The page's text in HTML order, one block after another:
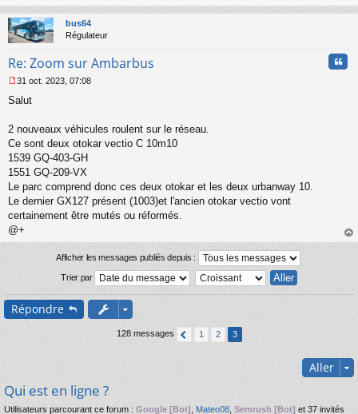
au
bus64
Régulateur
Re: Zoom sur Ambarbus
e
s
g
e
n
o
n
u
31 oct. 2023, 07:08
Salut
2 nouveaux véhicules roulent sur le réseau.
Ce sont deux otokar vectio C 10m10
1539 GQ-403-GH
1551 GQ-209-VX
Le parc comprend donc ces deux otokar et les deux urbanway 10.
Le dernier GX127 présent (1003)et l'ancien otokar vectio vont
certainement être mutés ou réformés.
@+
au
Afficher les messages publiés depuis :
Trier par
Répondre
128 messages 1 2 3
Aller
Qui est en ligne ?
Utilisateurs parcourant ce forum : Google [Bot] Mateo08 Semrush [Bot] et 37 invités